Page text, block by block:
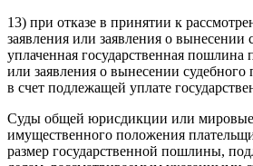
13) при отказе в принятии к
заявления или заявления о вынесении
уплаченная государственная пошлина
или заявления о вынесении судебного
в счет подлежащей уплате
Суды общей юрисдикции или мировые
имущественного положения
размер государственной пошлины,